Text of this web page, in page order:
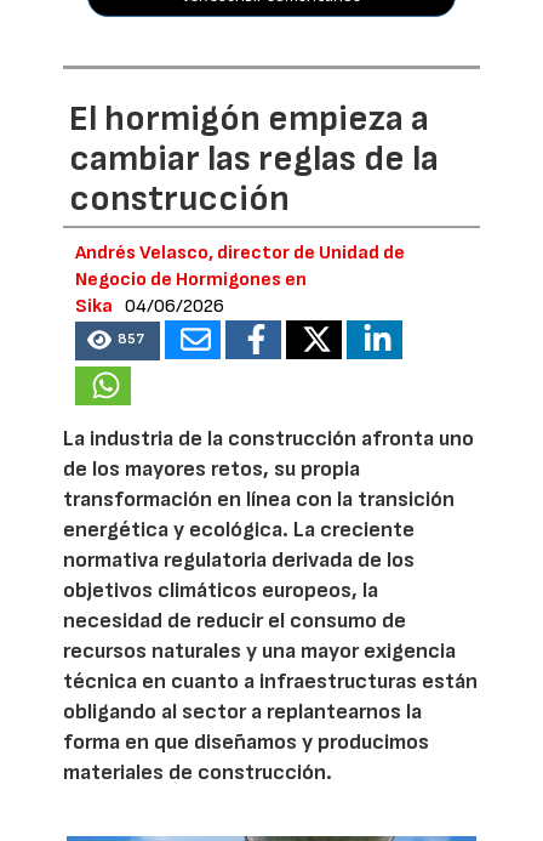
El hormigón empieza a
cambiar las reglas de la
construcción
Andrés Velasco, director de Unidad de
Negocio de Hormigones en
Sika
04/06/2026
857
La industria de la construcción afronta uno
de los mayores retos, su propia
transformación en línea con la transición
energética y ecológica. La creciente
normativa regulatoria derivada de los
objetivos climáticos europeos, la
necesidad de reducir el consumo de
recursos naturales y una mayor exigencia
técnica en cuanto a infraestructuras están
obligando al sector a replantearnos la
forma en que diseñamos y producimos
materiales de construcción.